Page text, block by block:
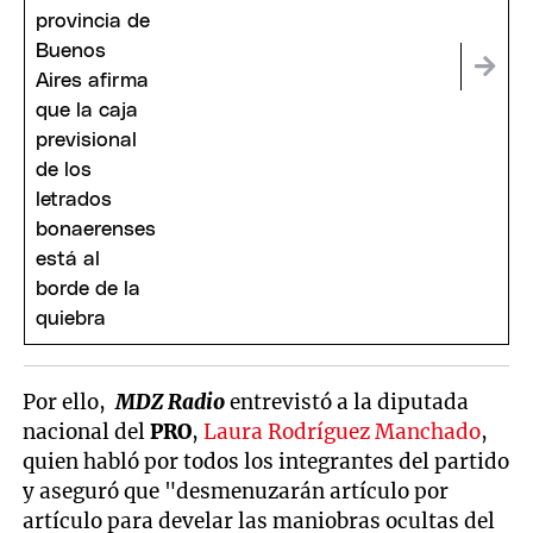
Por ello, MDZ Radioentrevistó a la diputada
nacional delPRO,Laura Rodríguez Manchado,
quien habló por todos los integrantes del partido
y aseguró que "desmenuzarán artículo por
artículo para develar las maniobras ocultas del